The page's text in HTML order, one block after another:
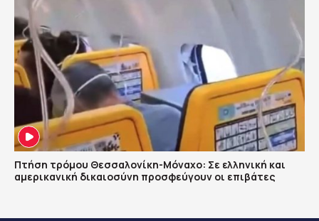
Πτήση τρόμου Θεσσαλονίκη-Μόναχο: Σε ελληνική και
αμερικανική δικαιοσύνη προσφεύγουν οι επιβάτες